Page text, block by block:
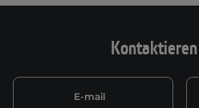
E-mail